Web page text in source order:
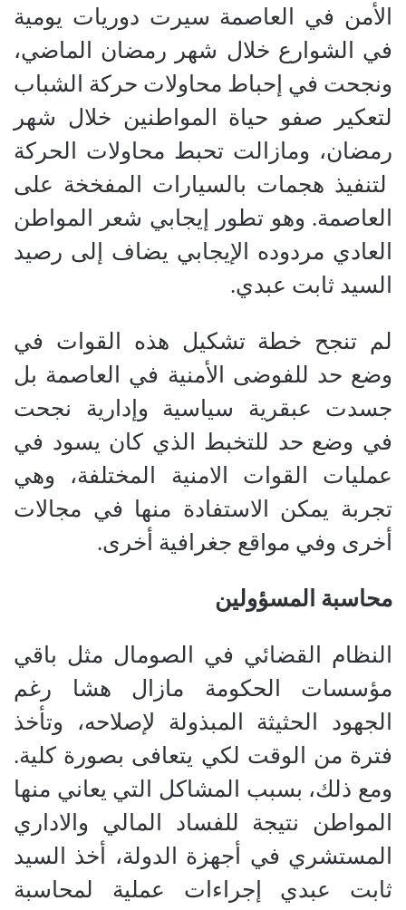
الأمن في العاصمة سيرت دوريات يومية
في الشوارع خلال شهر رمضان الماضي،
ونجحت في إحباط محاولات حركة الشباب
لتعكير صفو حياة المواطنين خلال شهر
رمضان، ومازالت تحبط محاولات الحركة
لتنفيذ هجمات بالسيارات المفخخة على
العاصمة. وهو تطور إيجابي شعر المواطن
العادي مردوده الإيجابي يضاف إلى رصيد
السيد ثابت عبدي.
لم تنجح خطة تشكيل هذه القوات في
وضع حد للفوضى الأمنية في العاصمة بل
جسدت عبقرية سياسية وإدارية نجحت
في وضع حد للتخبط الذي كان يسود في
عمليات القوات الامنية المختلفة، وهي
تجربة يمكن الاستفادة منها في مجالات
أخرى وفي مواقع جغرافية أخرى.
محاسبة المسؤولين
النظام القضائي في الصومال مثل باقي
مؤسسات الحكومة مازال هشا رغم
الجهود الحثيثة المبذولة لإصلاحه، وتأخذ
فترة من الوقت لكي يتعافى بصورة كلية.
ومع ذلك، بسبب المشاكل التي يعاني منها
المواطن نتيجة للفساد المالي والاداري
المستشري في أجهزة الدولة، أخذ السيد
ثابت عبدي إجراءات عملية لمحاسبة